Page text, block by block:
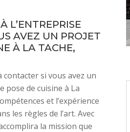
L’ENTREPRISE
AVEZ UN PROJET
À LA TACHE,
contacter si vous avez un
pose de cuisine à La
et l’expérience
les règles de l’art. Avec
la mission que